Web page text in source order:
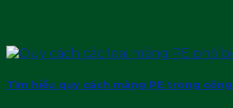
Tìm hiểu quy cách màng PE trong